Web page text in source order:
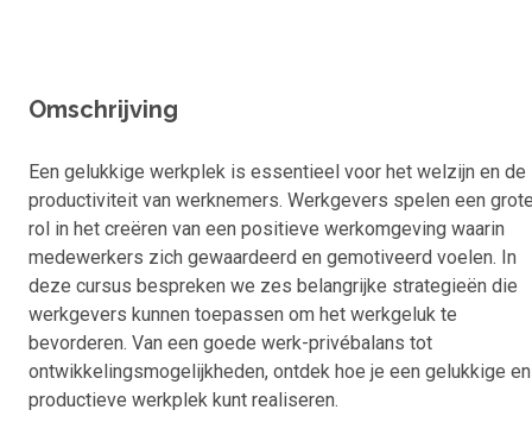
Omschrijving
Een gelukkige werkplek is essentieel voor het welzijn en de
productiviteit van werknemers. Werkgevers spelen een
rol in het creëren van een positieve werkomgeving waarin
medewerkers zich gewaardeerd en gemotiveerd voelen. In
deze cursus bespreken we zes belangrijke strategieën die
werkgevers kunnen toepassen om het werkgeluk te
bevorderen. Van een goede werk-privébalans tot
ontwikkelingsmogelijkheden, ontdek hoe je een gelukkige en
productieve werkplek kunt realiseren.